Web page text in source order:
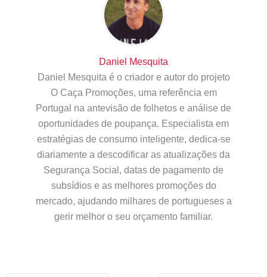
Daniel Mesquita
Daniel Mesquita é o criador e autor do projeto
O Caça Promoções, uma referência em
Portugal na antevisão de folhetos e análise de
oportunidades de poupança. Especialista em
estratégias de consumo inteligente, dedica-se
diariamente a descodificar as atualizações da
Segurança Social, datas de pagamento de
subsídios e as melhores promoções do
mercado, ajudando milhares de portugueses a
gerir melhor o seu orçamento familiar.